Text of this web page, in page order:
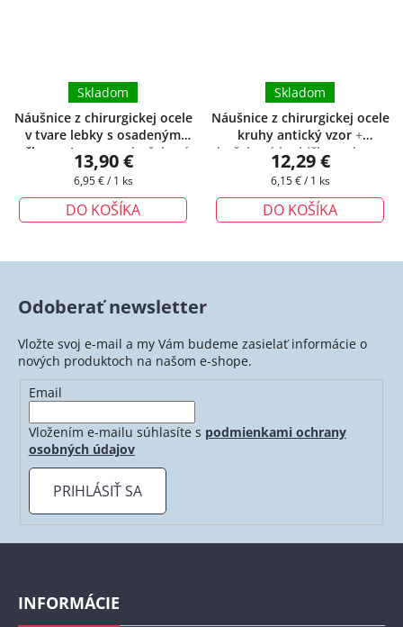
Náušnice z chirurgickej ocele
v tvare lebky s osadeným
očkom - Jeremy+ darčeková
krabička zadarmo
Skladom
13,90 €
Jednotková
6,95 € / 1 ks
DO KOŠÍKA
Náušnice z chirurgickej ocele
kruhy antický vzor +
darčeková krabička zadarmo
Skladom
12,29 €
Jednotková
6,15 € / 1 ks
DO KOŠÍKA
Odoberať newsletter
Vložte svoj e-mail a my Vám budeme zasielať informácie o
nových produktoch na našom e-shope.
Email
Vložením e-mailu súhlasíte s podmienkami ochrany
osobných údajov
PRIHLÁSIŤ SA
Z
INFORMÁCIE